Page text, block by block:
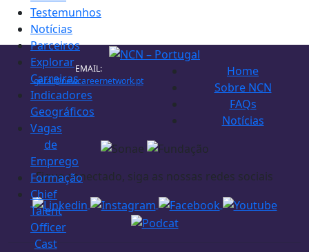
Testemunhos
Notícias
Parceiros
Explorar
Carreiras
Indicadores
Geográficos
Vagas
de
Emprego
Formação
Chief
Talent
Officer
Cast
EMAIL:
geral@newcareernetwork.pt
Home
Sobre NCN
FAQs
Notícias
Fique conectado, siga as nossas redes sociais